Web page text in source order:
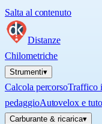
Salta al contenuto
Distanze
Chilometriche
Strumenti▾
Calcola percorsoTraffico
pedaggioAutovelox e
Carburante & ricarica▾